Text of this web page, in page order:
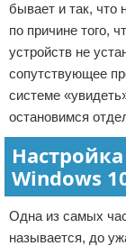
бывает и так, что
по причине того,
устройств не
сопутствующее
системе
остановимся
Windows
Одна из самых
называется, до